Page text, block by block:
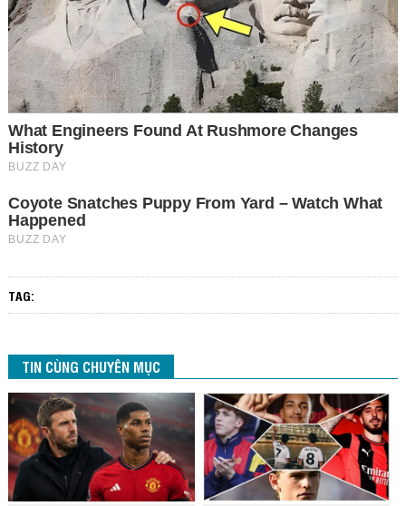
TAG:
TIN CÙNG CHUYÊN MỤC